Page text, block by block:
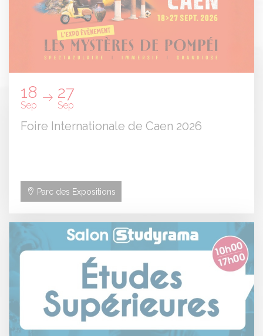
18
Sep
27
Sep
Foire Internationale de Caen 2026
Parc des Expositions